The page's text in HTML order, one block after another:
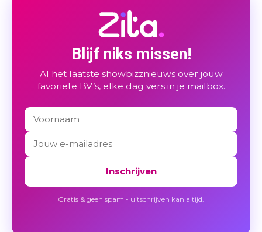
Blijf niks missen!
Al het laatste showbizznieuws over jouw
favoriete BV’s, elke dag vers in je mailbox.
Inschrijven
Gratis & geen spam - uitschrijven kan altijd.